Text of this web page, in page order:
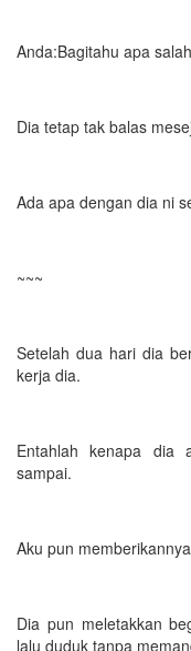
Anda:Bagitahu apa
Dia tetap tak balas
Ada apa dengan dia ni
~~~
Setelah dua hari dia
kerja dia.
Entahlah kenapa dia
sampai.
Aku pun
Dia pun meletakkan
lalu duduk tanpa